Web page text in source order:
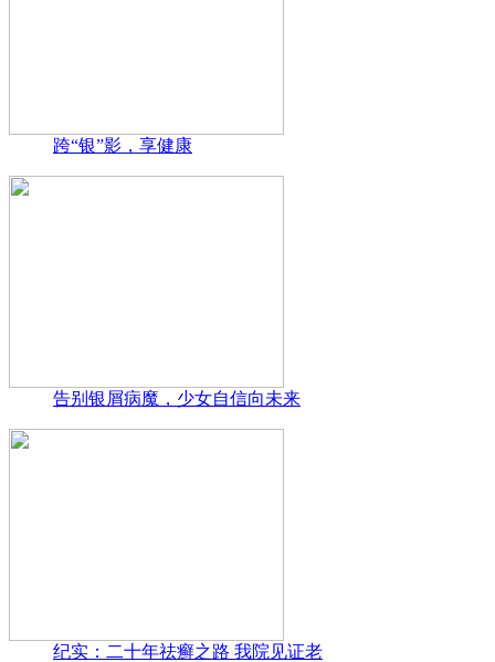
跨“银”影，享健康
告别银屑病魔，少女自信向未来
纪实：二十年祛癣之路 我院见证老